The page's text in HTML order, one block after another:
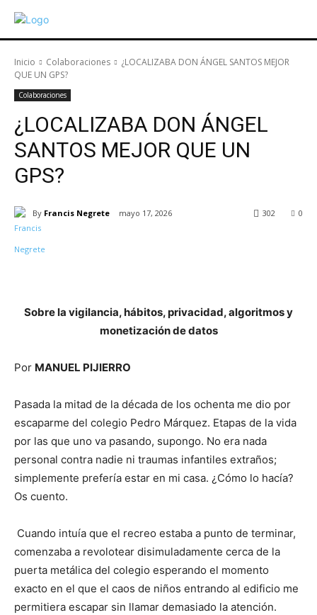
Inicio Colaboraciones
¿LOCALIZABA DON ÁNGEL SANTOS MEJOR
QUE UN GPS?
Colaboraciones
¿LOCALIZABA DON ÁNGEL
SANTOS MEJOR QUE UN
GPS?
By Francis Negrete mayo 17, 2026 0
302
Sobre la vigilancia, hábitos, privacidad, algoritmos y
monetización de datos
Por MANUEL PIJIERRO
Pasada la mitad de la década de los ochenta me dio por
escaparme del colegio Pedro Márquez. Etapas de la vida
por las que uno va pasando, supongo. No era nada
personal contra nadie ni traumas infantiles extraños;
simplemente prefería estar en mi casa. ¿Cómo lo hacía?
Os cuento.
Cuando intuía que el recreo estaba a punto de terminar,
comenzaba a revolotear disimuladamente cerca de la
puerta metálica del colegio esperando el momento
exacto en el que el caos de niños entrando al edificio me
permitiera escapar sin llamar demasiado la atención.